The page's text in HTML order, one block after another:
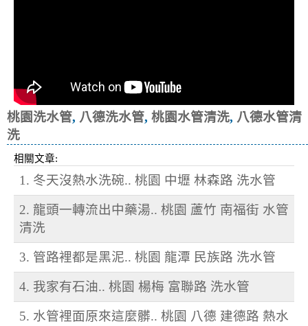
桃園洗水管, 八德洗水管, 桃園水管清洗, 八德水管清
洗
相關文章:
1. 冬天沒熱水洗碗.. 桃園 中壢 林森路 洗水管
2. 龍頭一轉流出中藥湯.. 桃園 蘆竹 南福街 水管
清洗
3. 管路裡都是黑泥.. 桃園 龍潭 民族路 洗水管
4. 我家有石油.. 桃園 楊梅 富聯路 洗水管
5. 水管裡面原來這麼髒.. 桃園 八德 建德路 熱水